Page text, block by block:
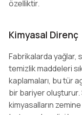
özelliktir.
Kimyasal Direnç
Fabrikalarda yağlar,
temizlik maddeleri
kaplamaları, bu tür
bir bariyer oluşturur.
kimyasalların